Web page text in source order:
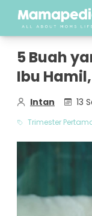
5 Buah
Ibu
Intan 13
Trimester